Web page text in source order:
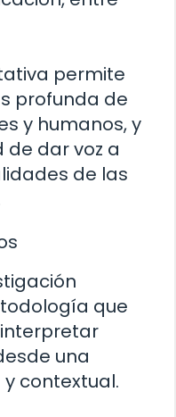
permite
profunda de
y humanos, y
dar voz a
de las
que
una
contextual.